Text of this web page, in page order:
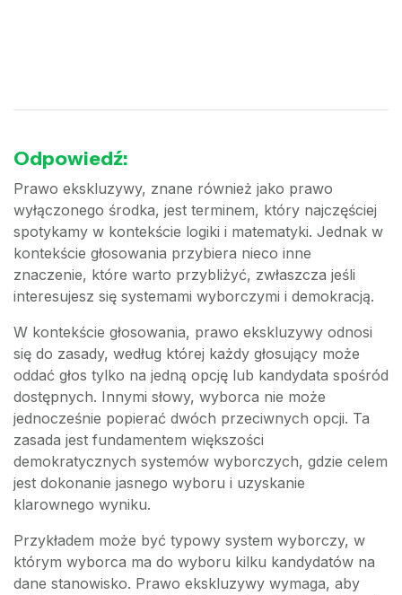
Odpowiedź:
Prawo ekskluzywy, znane również jako prawo
wyłączonego środka, jest terminem, który najczęściej
spotykamy w kontekście logiki i matematyki. Jednak w
kontekście głosowania przybiera nieco inne
znaczenie, które warto przybliżyć, zwłaszcza jeśli
interesujesz się systemami wyborczymi i demokracją.
W kontekście głosowania, prawo ekskluzywy odnosi
się do zasady, według której każdy głosujący może
oddać głos tylko na jedną opcję lub kandydata spośród
dostępnych. Innymi słowy, wyborca nie może
jednocześnie popierać dwóch przeciwnych opcji. Ta
zasada jest fundamentem większości
demokratycznych systemów wyborczych, gdzie celem
jest dokonanie jasnego wyboru i uzyskanie
klarownego wyniku.
Przykładem może być typowy system wyborczy, w
którym wyborca ma do wyboru kilku kandydatów na
dane stanowisko. Prawo ekskluzywy wymaga, aby